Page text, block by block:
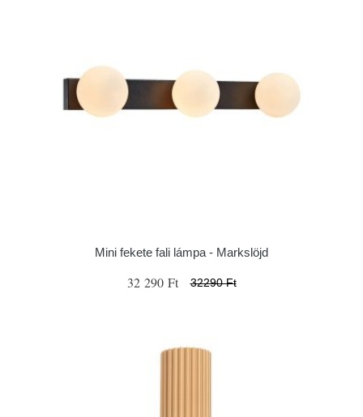
Mini fekete fali lámpa - Markslöjd
32 290 Ft 32290 Ft